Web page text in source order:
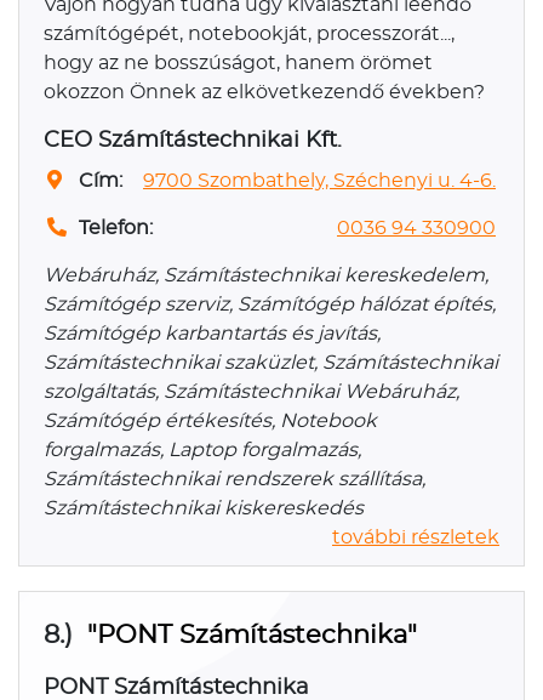
Vajon hogyan tudná úgy kiválasztani leendő
számítógépét, notebookját, processzorát...,
hogy az ne bosszúságot, hanem örömet
okozzon Önnek az elkövetkezendő években?
CEO Számítástechnikai Kft.
Cím: 9700 Szombathely, Széchenyi u. 4-6.
Telefon: 0036 94 330900
Webáruház, Számítástechnikai kereskedelem,
Számítógép szerviz, Számítógép hálózat építés,
Számítógép karbantartás és javítás,
Számítástechnikai szaküzlet, Számítástechnikai
szolgáltatás, Számítástechnikai Webáruház,
Számítógép értékesítés, Notebook
forgalmazás, Laptop forgalmazás,
Számítástechnikai rendszerek szállítása,
Számítástechnikai kiskereskedés
további részletek
8.) "PONT Számítástechnika"
PONT Számítástechnika